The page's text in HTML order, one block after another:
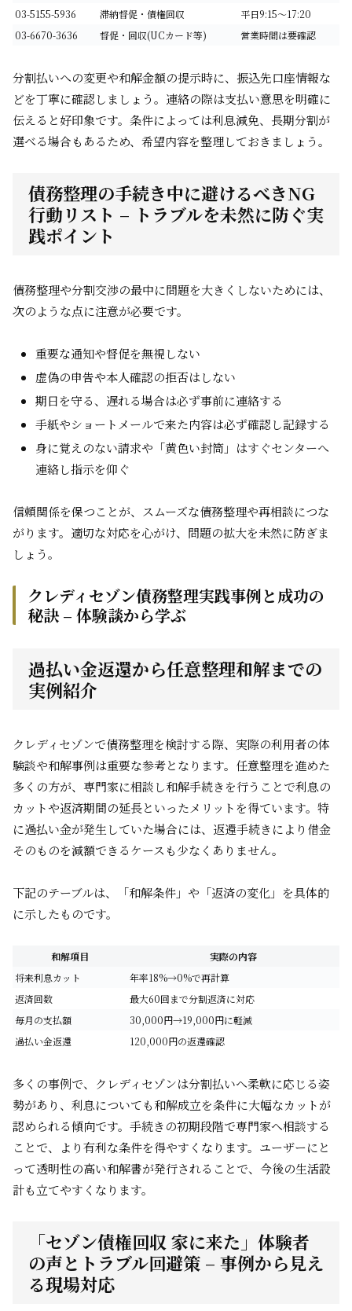
03-5155-5936
滞納督促・債権回収
平日9:15～17:20
03-6670-3636
督促・回収(UCカード等) 営業時間は要確認
分割払いへの変更や和解金額の提示時に、振込先口座情報な
どを丁寧に確認しましょう。連絡の際は支払い意思を明確に
伝えると好印象です。条件によっては利息減免、長期分割が
選べる場合もあるため、希望内容を整理しておきましょう。
債務整理の手続き中に避けるべきNG
行動リスト – トラブルを未然に防ぐ実
践ポイント
債務整理や分割交渉の最中に問題を大きくしないためには、
次のような点に注意が必要です。
重要な通知や督促を無視しない
虚偽の申告や本人確認の拒否はしない
期日を守る、遅れる場合は必ず事前に連絡する
手紙やショートメールで来た内容は必ず確認し記録する
身に覚えのない請求や「黄色い封筒」はすぐセンターへ
連絡し指示を仰ぐ
信頼関係を保つことが、スムーズな債務整理や再相談につな
がります。適切な対応を心がけ、問題の拡大を未然に防ぎま
しょう。
クレディセゾン債務整理実践事例と成功の
秘訣 – 体験談から学ぶ
過払い金返還から任意整理和解までの
実例紹介
クレディセゾンで債務整理を検討する際、実際の利用者の体
験談や和解事例は重要な参考となります。任意整理を進めた
多くの方が、専門家に相談し和解手続きを行うことで利息の
カットや返済期間の延長といったメリットを得ています。特
に過払い金が発生していた場合には、返還手続きにより借金
そのものを減額できるケースも少なくありません。
下記のテーブルは、「和解条件」や「返済の変化」を具体的
に示したものです。
和解項目
実際の内容
将来利息カット
年率18%→0%で再計算
返済回数
最大60回まで分割返済に対応
毎月の支払額
30,000円→19,000円に軽減
過払い金返還
120,000円の返還確認
多くの事例で、クレディセゾンは分割払いへ柔軟に応じる姿
勢があり、利息についても和解成立を条件に大幅なカットが
認められる傾向です。手続きの初期段階で専門家へ相談する
ことで、より有利な条件を得やすくなります。ユーザーにと
って透明性の高い和解書が発行されることで、今後の生活設
計も立てやすくなります。
「セゾン債権回収 家に来た」体験者
の声とトラブル回避策 – 事例から見え
る現場対応